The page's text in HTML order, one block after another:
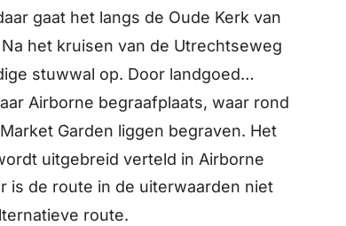
gaat het langs de Oude Kerk van
het kruisen van de Utrechtseweg
stuwwal op. Door landgoed
Airborne begraafplaats, waar rond
Garden liggen begraven. Het
uitgebreid verteld in Airborne
is de route in de uiterwaarden niet
route.